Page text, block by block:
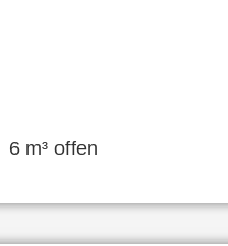
6 m³ offen